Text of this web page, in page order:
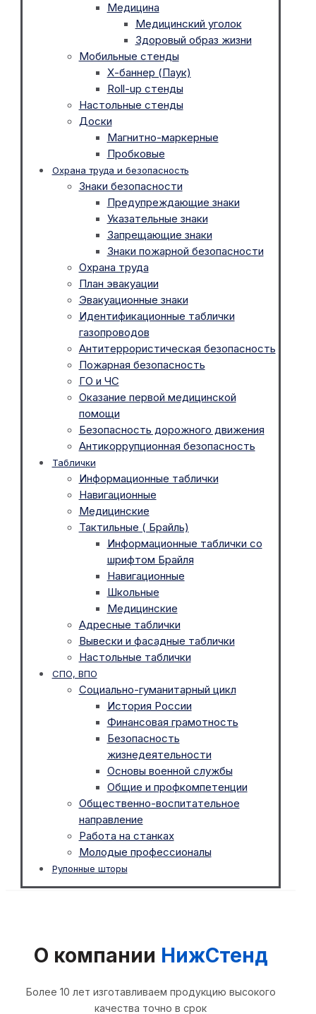
Медицина
Медицинский уголок
Здоровый образ жизни
Мобильные стенды
Х-баннер (Паук)
Roll-up стенды
Настольные стенды
Доски
Магнитно-маркерные
Пробковые
Охрана труда и безопасность
Знаки безопасности
Предупреждающие знаки
Указательные знаки
Запрещающие знаки
Знаки пожарной безопасности
Охрана труда
План эвакуации
Эвакуационные знаки
Идентификационные таблички
газопроводов
Антитеррористическая безопасность
Пожарная безопасность
ГО и ЧС
Оказание первой медицинской
помощи
Безопасность дорожного движения
Антикоррупционная безопасность
Таблички
Информационные таблички
Навигационные
Медицинские
Тактильные ( Брайль)
Информационные таблички со
шрифтом Брайля
Навигационные
Школьные
Медицинские
Адресные таблички
Вывески и фасадные таблички
Настольные таблички
СПО, ВПО
Социально-гуманитарный цикл
История России
Финансовая грамотность
Безопасность
жизнедеятельности
Основы военной службы
Общие и профкомпетенции
Общественно-воспитательное
направление
Работа на станках
Молодые профессионалы
Рулонные шторы
О компании НижСтенд
Более 10 лет изготавливаем продукцию высокого
качества точно в срок